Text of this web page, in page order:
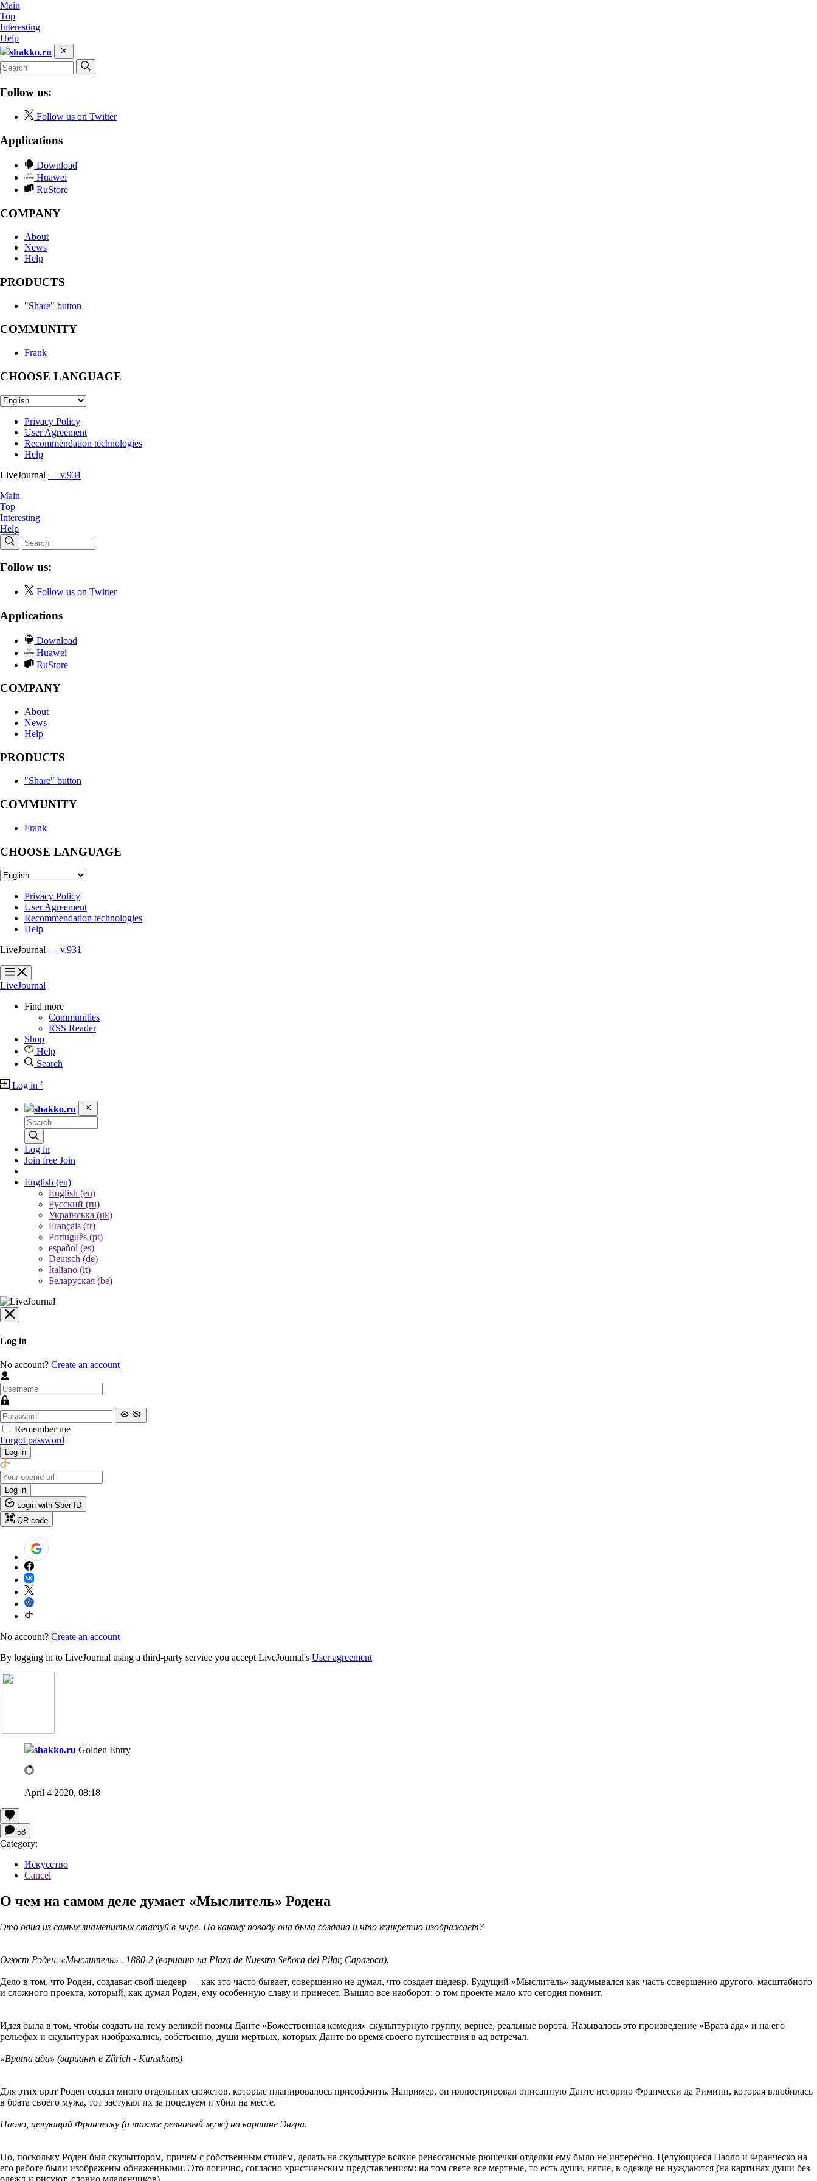
Main
Top
Interesting
Help
shakko.ru
Follow us:
Follow us on Twitter
Applications
Download
Huawei
RuStore
COMPANY
About
News
Help
PRODUCTS
"Share" button
COMMUNITY
Frank
CHOOSE LANGUAGE
Privacy Policy
User Agreement
Recommendation technologies
Help
LiveJournal — v.931
Main
Top
Interesting
Help
Follow us:
Follow us on Twitter
Applications
Download
Huawei
RuStore
COMPANY
About
News
Help
PRODUCTS
"Share" button
COMMUNITY
Frank
CHOOSE LANGUAGE
Privacy Policy
User Agreement
Recommendation technologies
Help
LiveJournal — v.931
?
?
LiveJournal
Find more
Communities
RSS Reader
Shop
Help
Search
Log in `
shakko.ru
Log in
Join free Join
English (en)
English (en)
Русский (ru)
Українська (uk)
Français (fr)
Português (pt)
español (es)
Deutsch (de)
Italiano (it)
Беларуская (be)
Log in
No account? Create an account
Remember me
Forgot password
Log in
Log in
Login with Sber ID
QR code
No account? Create an account
By logging in to LiveJournal using a third-party service you accept LiveJournal's User agreement
shakko.ru Golden Entry
April 4 2020, 08:18
58
Category:
Искусство
Cancel
О чем на самом деле думает «Мыслитель» Родена
Это одна из самых знаменитых статуй в мире. По какому поводу она была создана и что конкретно изображает?
Огюст Роден. «Мыслитель» . 1880-2 (вариант на Plaza de Nuestra Señora del Pilar, Сарагоса).
Дело в том, что Роден, создавая свой шедевр — как это часто бывает, совершенно не думал, что создает шедевр. Будущий «Мыслитель» задумывался как часть совершенно другого, масштабного
и сложного проекта, который, как думал Роден, ему особенную славу и принесет. Вышло все наоборот: о том проекте мало кто сегодня помнит.
Идея была в том, чтобы создать на тему великой поэмы Данте «Божественная комедия» скульптурную группу, вернее, реальные ворота. Называлось это произведение «Врата ада» и на его
рельефах и скульптурах изображались, собственно, души мертвых, которых Данте во время своего путешествия в ад встречал.
«Врата ада» (вариант в Zürich - Kunsthaus)
Для этих врат Роден создал много отдельных сюжетов, которые планировалось присобачить. Например, он иллюстрировал описанную Данте историю Франчески да Римини, которая влюбилась
в брата своего мужа, тот застукал их за поцелуем и убил на месте.
Паоло, целующий Франческу (а также ревнивый муж) на картине Энгра.
Но, поскольку Роден был скульптором, причем с собственным стилем, делать на скульптуре всякие ренессансные рюшечки отделки ему было не интересно. Целующиеся Паоло и Франческо на
его работе были изображены обнаженными. Это логично, согласно христианским представлениям: на том свете все мертвые, то есть души, нагие, в одежде не нуждаются (на картинах души без
одежд и рисуют, словно младенчиков).